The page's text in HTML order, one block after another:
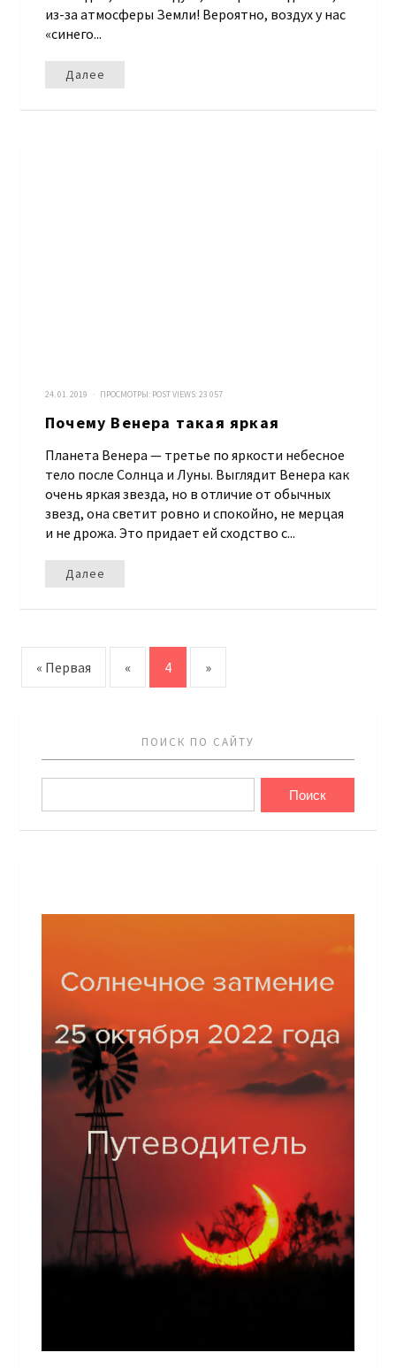
из-за атмосферы Земли! Вероятно, воздух у нас
«синего...
Далее
24. 01. 2019 · ПРОСМОТРЫ: POST VIEWS:23 057
Почему Венера такая яркая
Планета Венера — третье по яркости небесное
тело после Солнца и Луны. Выглядит Венера как
очень яркая звезда, но в отличие от обычных
звезд, она светит ровно и спокойно, не мерцая
и не дрожа. Это придает ей сходство с...
Далее
« Первая « 4 »
ПОИСК ПО САЙТУ